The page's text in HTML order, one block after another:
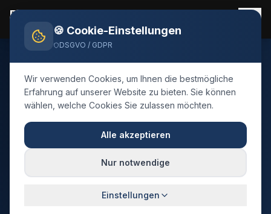
Flughafen München Taxi
Flughafentransfer 24/7
🇩🇪Deutschland· Landkreis Eichstätt
TaxiEichstätt→Flughafen
München
Festpreis-Transfer · 95 km · ca. 68 Min. Fahrtzeit
🍪 Cookie-Einstellungen
DSGVO / GDPR
Wir verwenden Cookies, um Ihnen die bestmögliche
Erfahrung auf unserer Website zu bieten. Sie können
wählen, welche Cookies Sie zulassen möchten.
Alle akzeptieren
Nur notwendige
Einstellungen